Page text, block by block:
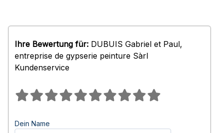
Ihre Bewertung für: DUBUIS Gabriel et Paul,
entreprise de gypserie peinture Sàrl
Kundenservice
Dein Name